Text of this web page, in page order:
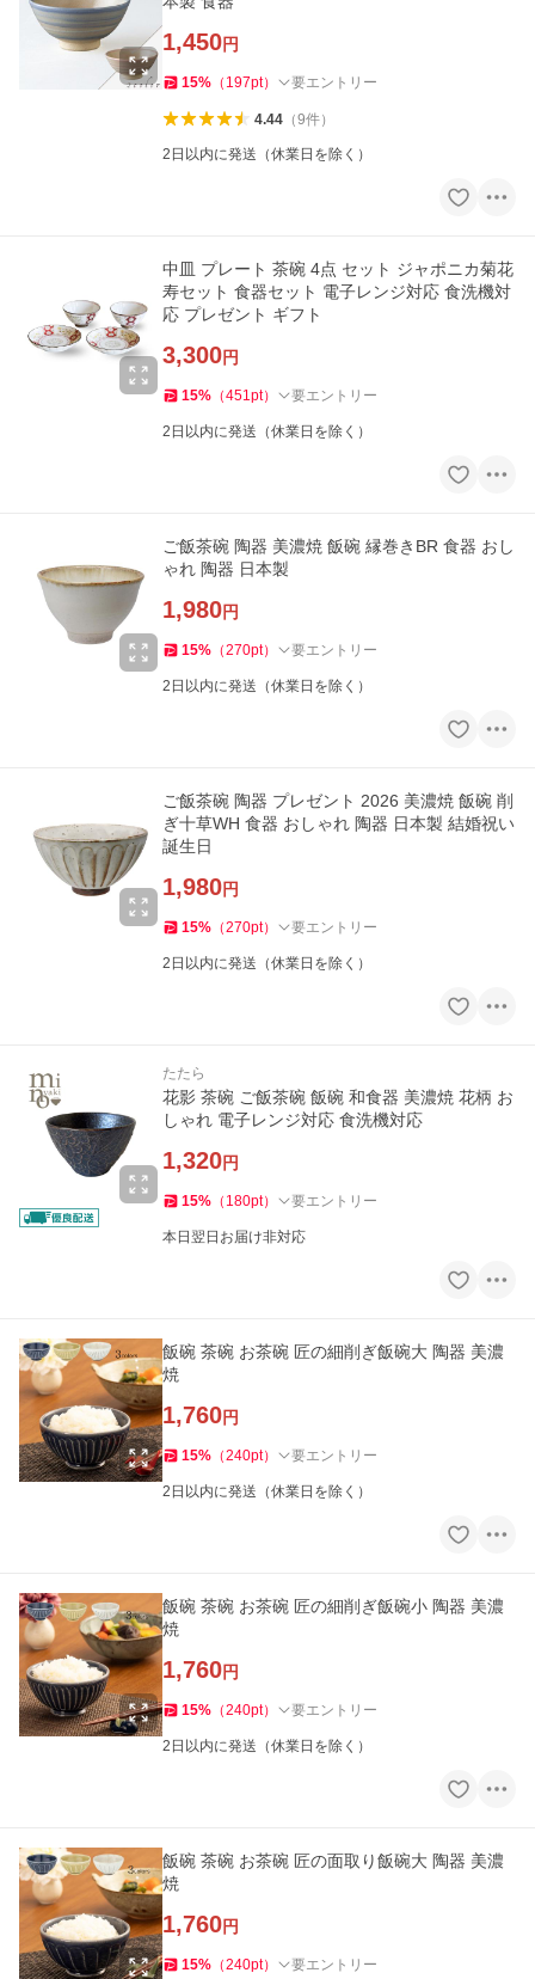
1,450円
15% （ 197pt） 要エントリー
4.44（9件）
2日以内に発送（休業日を除く）
中皿 プレート 茶碗 4点 セット ジャポニカ菊花
寿セット 食器セット 電子レンジ対応 食洗機対
応 プレゼント ギフト
3,300円
15% （451 pt） 要エントリー
2日以内に発送（休業日を除く）
ご飯茶碗 陶器 美濃焼 飯碗 縁巻きBR 食器 おし
ゃれ 陶器 日本製
1,980円
15% （270pt） 要エントリー
2日以内に発送（休業日を除く）
ご飯茶碗 陶器 プレゼント 2026 美濃焼 飯碗 削
ぎ十草WH 食器 おしゃれ 陶器 日本製 結婚祝い
誕生日
1,980円
15% （270pt） 要エントリー
2日以内に発送（休業日を除く）
たたら
花影 茶碗 ご飯茶碗 飯碗 和食器 美濃焼 花柄 お
しゃれ 電子レンジ対応 食洗機対応
1,320円
15% （ 180pt） 要エントリー
本日翌日お届け非対応
飯碗 茶碗 お茶碗 匠の細削ぎ飯碗大 陶器 美濃
焼
1,760円
15% （240pt） 要エントリー
2日以内に発送（休業日を除く）
飯碗 茶碗 お茶碗 匠の細削ぎ飯碗小 陶器 美濃
焼
1,760円
15% （240pt） 要エントリー
2日以内に発送（休業日を除く）
飯碗 茶碗 お茶碗 匠の面取り飯碗大 陶器 美濃
焼
1,760円
15% （240pt） 要エントリー